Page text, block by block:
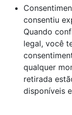
consentiu
Quando
legal, você
qualquer
retirada
disponíveis